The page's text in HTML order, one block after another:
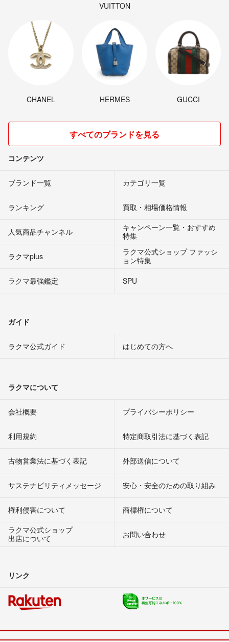
VUITTON
CHANEL HERMES GUCCI
すべてのブランドを見る
コンテンツ
ブランド一覧 カテゴリ一覧
ランキング 買取・相場価格情報
人気商品チャンネル
キャンペーン一覧・おすすめ
特集
ラクマplus
ラクマ公式ショップ ファッシ
ョン特集
ラクマ最強鑑定
SPU
ガイド
ラクマ公式ガイド はじめての方へ
ラクマについて
会社概要 プライバシーポリシー
利用規約 特定商取引法に基づく表記
古物営業法に基づく表記 外部送信について
サステナビリティメッセージ 安心・安全のための取り組み
権利侵害について
商標権について
ラクマ公式ショップ
出店について
お問い合わせ
リンク